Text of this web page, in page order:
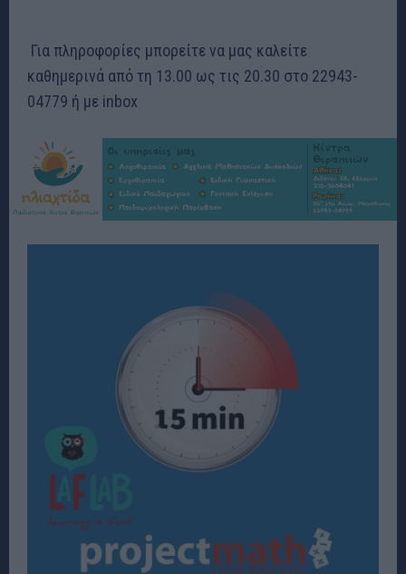
Για πληροφορίες μπορείτε να μας καλείτε
καθημερινά από τη 13.00 ως τις 20.30 στο 22943-
04779 ή με inbox